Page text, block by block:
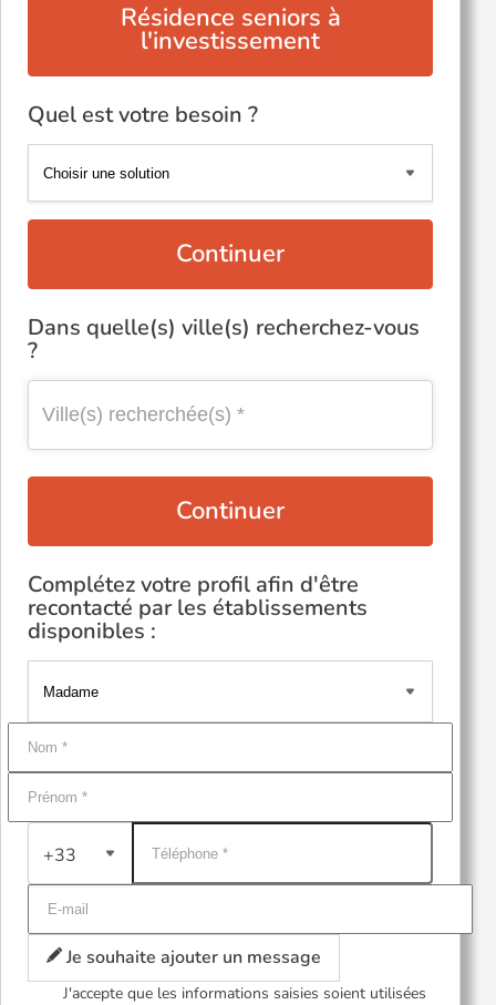
Résidence seniors à
l'investissement
Quel est votre besoin ?
Continuer
Dans quelle(s) ville(s) recherchez-vous
?
Continuer
Complétez votre profil afin d'être
recontacté par les établissements
disponibles :
+33
Je souhaite ajouter un message
J'accepte que les informations saisies soient utilisées